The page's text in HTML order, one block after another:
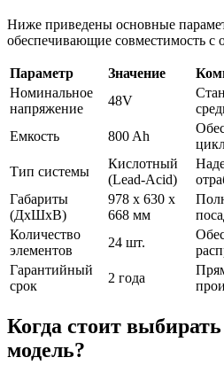
Ниже приведены основные
обеспечивающие совместимость с
Параметр Значение
Номинальное
напряжение
48V
Емкость
800 Ah
Тип системы
Кислотный
(Lead-Acid)
Габариты
(ДхШхВ)
978 x 630 x
668 мм
Количество
элементов
24 шт.
Гарантийный
срок
2 года
Когда стоит
модель?